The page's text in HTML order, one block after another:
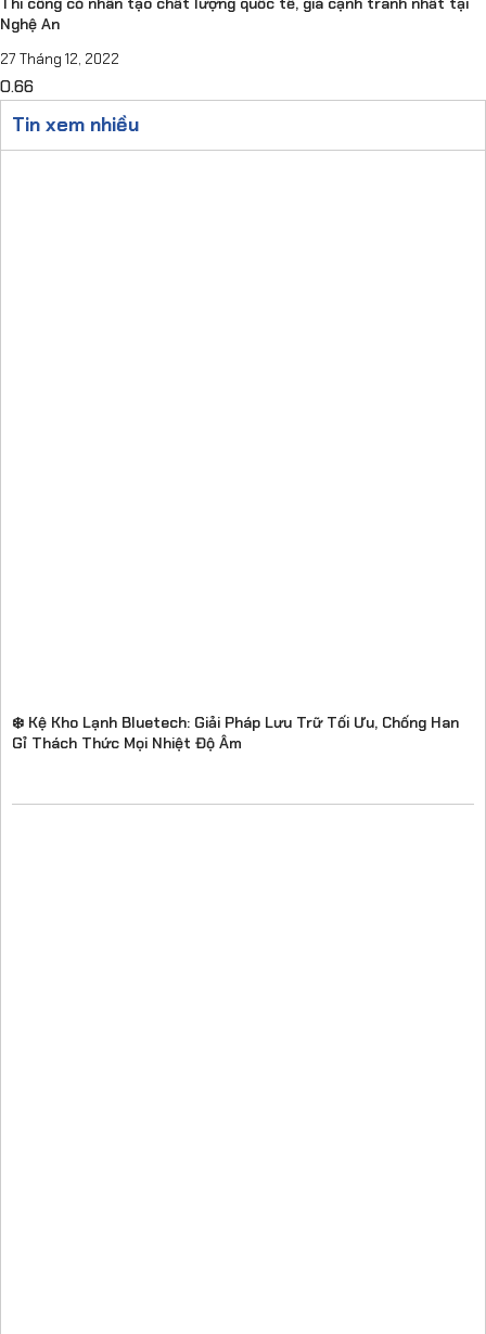
Nghệ An
27 Tháng 12, 2022
Tin xem nhiều
❄️ Kệ Kho Lạnh Bluetech: Giải Pháp Lưu Trữ Tối Ưu, Chống Han
Gỉ Thách Thức Mọi Nhiệt Độ Âm